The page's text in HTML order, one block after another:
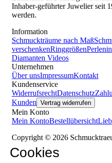
Inhaber-geführter Juwelier seit
werden.
Information
Schmuckträume nach Maß
verschenkenRinggrößen
Diamanten Videos
Unternehmen
Über unsImpressumKontakt
Kundenservice
WiderrufsrechtDatenschutz
Kunden Vertrag widerrufen
Mein Konto
Mein KontoBestellübersicht
Copyright © 2026
Cookies